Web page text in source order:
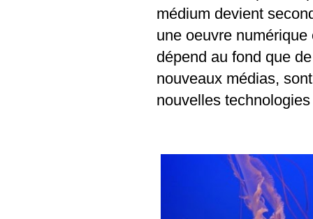
médium devient
une oeuvre
dépend au fond que
nouveaux médias,
nouvelles